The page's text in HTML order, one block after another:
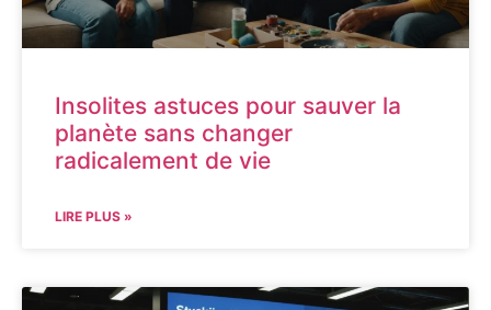
Insolites astuces pour sauver la
planète sans changer
radicalement de vie
LIRE PLUS »